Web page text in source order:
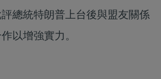
總統特朗普上台後與盟友關係
以增強實力。